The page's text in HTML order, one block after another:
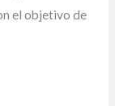
el objetivo de